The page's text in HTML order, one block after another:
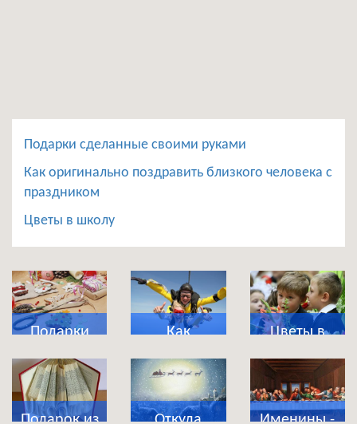
Подарки сделанные своими руками
Как оригинально поздравить близкого человека с
праздником
Цветы в школу
Подарки
сделанные
своими
руками
Как
оригинально
поздравить
близкого
Цветы в
школу
Подарок из Откуда Именины -